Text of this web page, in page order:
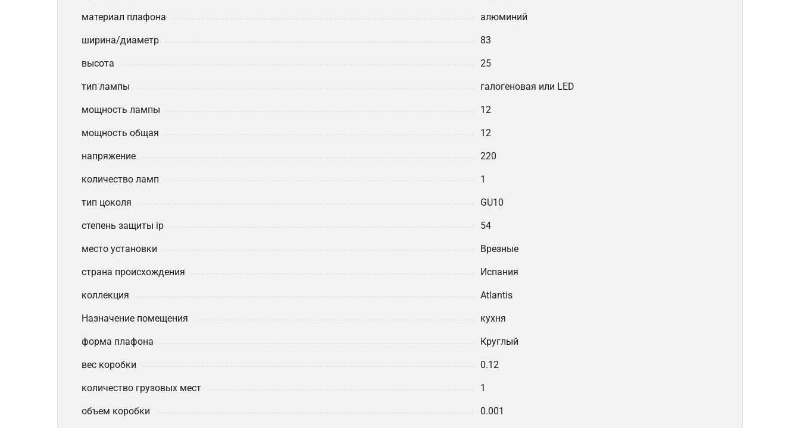
материал плафона алюминий
ширина/диаметр 83
высота 25
тип лампы галогеновая или LED
мощность лампы 12
мощность общая 12
напряжение 220
количество ламп 1
тип цоколя GU10
степень защиты ip 54
место установки Врезные
страна происхождения Испания
коллекция Atlantis
Назначение помещения кухня
форма плафона Круглый
вес коробки 0.12
количество грузовых мест 1
объем коробки 0.001